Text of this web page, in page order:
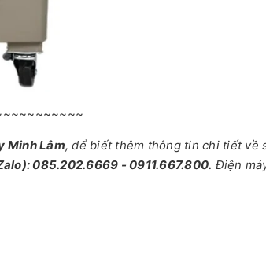
Minh Lâm, để biết thêm thông tin chi tiết về
085.202.6669 - 0911.667.800. Điện